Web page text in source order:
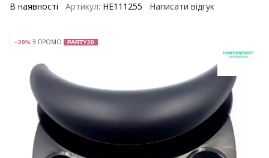
В наявності Артикул: HE111255 Написати відгук
−20% З ПРОМО PARTY20